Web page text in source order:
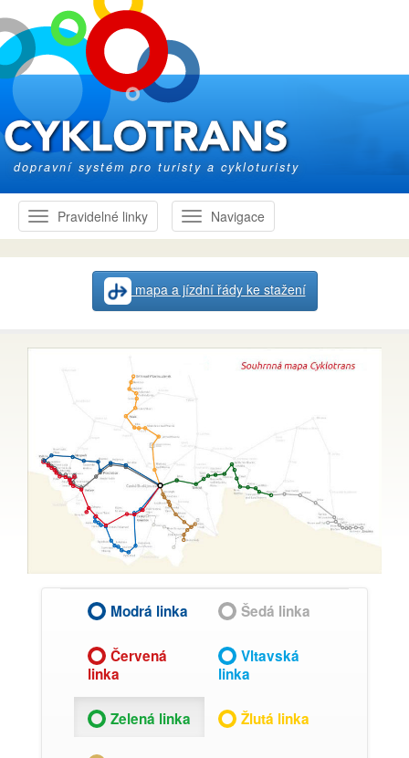
dopravní systém pro turisty a cykloturisty
Pravidelné linky Navigace
mapa a jízdní řády ke stažení
Modrá linka Šedá linka
Červená
linka
Vltavská
linka
Zelená linka Žlutá linka